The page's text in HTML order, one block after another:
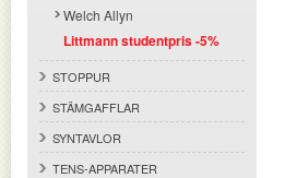
Welch Allyn
Littmann studentpris -5%
STOPPUR
STÄMGAFFLAR
SYNTAVLOR
TENS-APPARATER